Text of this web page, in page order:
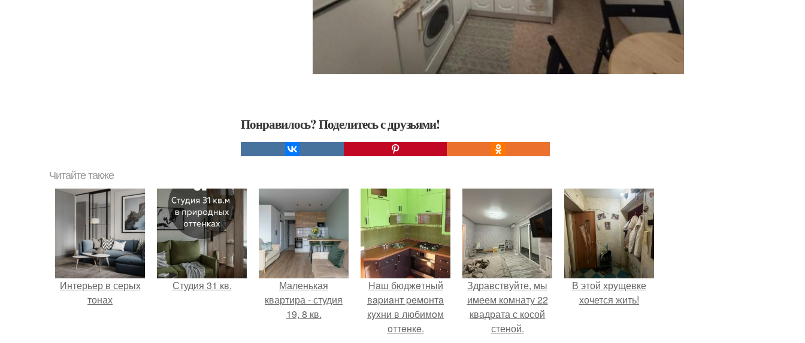
Понравилось? Поделитесь с друзьями!
Читайте также
Интерьер в серых
тонах
Студия 31 кв.
Маленькая
квартира - студия
19, 8 кв.
Haш бюджeтный
вapиaнт peмoнтa
кyxни в любимoм
oттeнкe.
Здравствуйте, мы
имеем комнату 22
квадрата с косой
стеной.
В этой хрущевке
хочется жить!